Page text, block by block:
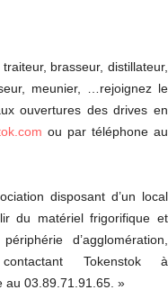
brasseur, distillateur,
meunier, …rejoignez le
ouvertures des drives en
ou par téléphone au
disposant d’un local
du matériel frigorifique et
d’agglomération,
Tokenstok à
au 03.89.71.91.65. »